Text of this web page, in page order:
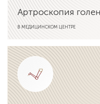
Артроскопия
В МЕДИЦИНСКОМ ЦЕНТРЕ
Подробнее об услуге